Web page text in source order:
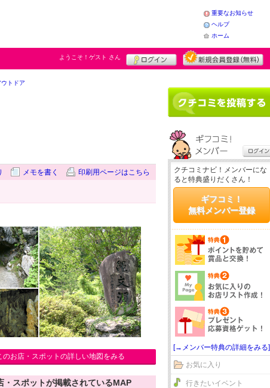
重要なお知らせ
ヘルプ
ホーム
ようこそ！ ゲスト さん
トドア
メモを書く 印刷用ページはこちら
のお店・スポットの詳しい地図をみる
・スポットが掲載されているMAP
クチコミナビ！メンバーにな
ると特典盛りだくさん！
ギフコミ！
無料メンバー登録
[→メンバー特典の詳細をみる]
お気に入り
行きたいイベント